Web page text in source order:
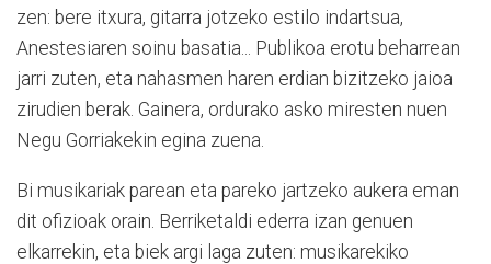
zen: bere itxura, gitarra jotzeko estilo indartsua,
Anestesiaren soinu basatia... Publikoa erotu beharrean
jarri zuten, eta nahasmen haren erdian bizitzeko jaioa
zirudien berak. Gainera, ordurako asko miresten nuen
Negu Gorriakekin egina zuena.
Bi musikariak parean eta pareko jartzeko aukera eman
dit ofizioak orain. Berriketaldi ederra izan genuen
elkarrekin, eta biek argi laga zuten: musikarekiko